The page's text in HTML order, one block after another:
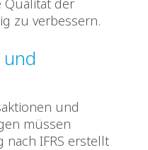
zu verbessern.
und
müssen
nach IFRS erstellt